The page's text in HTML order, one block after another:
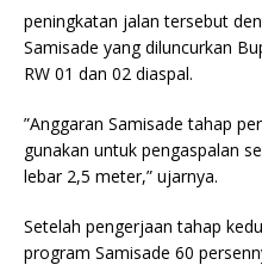
peningkatan jalan tersebut
Samisade yang diluncurkan
RW 01 dan 02 diaspal.
”Anggaran Samisade tahap
gunakan untuk pengas­palan
lebar 2,5 meter,” ujarnya.
Se­telah pengerjaan tahap
program Samisade 60